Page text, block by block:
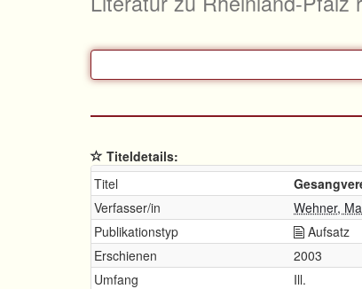
Titeldetails:
Titel
Verfasser/in
Wehner,
Publikationstyp
Aufsatz
Erschienen
2003
Umfang
Ill.